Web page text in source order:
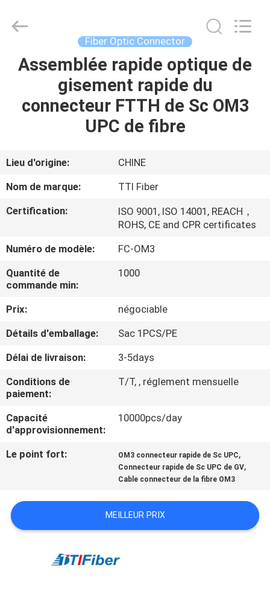
MAISON
DES
AU
SUJET
DE
D'USINE
DE
QUALITÉ
CONTACTEZ-
NOUS
DEMANDEZ
CITATION
Communication
Tech.
Reserved.
Fiber Optic Connector
Assemblée rapide optique de
gisement rapide du
connecteur FTTH de Sc OM3
UPC de fibre
Lieu d'origine:
CHINE
Nom de marque:
TTI Fiber
Certification:
ISO 9001, ISO 14001, REACH，
ROHS, CE and CPR certificates
Numéro de modèle:
FC-OM3
Quantité de
commande min:
1000
Prix:
négociable
Détails d'emballage:
Sac 1PCS/PE
Délai de livraison:
3-5days
Conditions de
paiement:
T/T, , réglement mensuelle
Capacité
d'approvisionnement:
10000pcs/day
Le point fort: OM3 connecteur rapide de Sc UPC,
Connecteur rapide de Sc UPC de GV,
Cable connecteur de la fibre OM3
MEILLEUR PRIX